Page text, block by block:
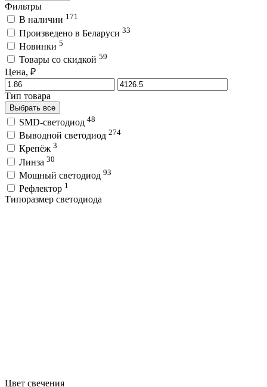
Фильтры
В наличии 171
Произведено в Беларуси 33
Новинки 5
Товары со скидкой 59
Цена, ₽
Тип товара
Выбрать все
SMD-светодиод 48
Выводной светодиод 274
Крепёж 3
Линза 30
Мощный светодиод 93
Рефлектор 1
Типоразмер светодиода
Цвет свечения